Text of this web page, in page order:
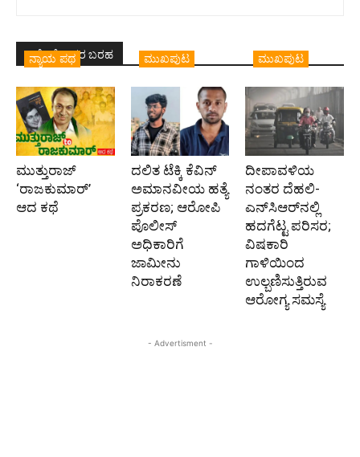
ಇದೇ ಲೇಖಕರ ಬರಹ
ನ್ಯಾಯ ಪಥ
ಮುತ್ತುರಾಜ್
‘ರಾಜಕುಮಾರ್‍’
ಆದ ಕಥೆ
ಮುಖಪುಟ
ದಲಿತ ಟೆಕ್ಕಿ ಕೆವಿನ್
ಅಮಾನವೀಯ ಹತ್ಯೆ
ಪ್ರಕರಣ; ಆರೋಪಿ
ಪೊಲೀಸ್‌
ಅಧಿಕಾರಿಗೆ
ಜಾಮೀನು
ನಿರಾಕರಣೆ
ಮುಖಪುಟ
ದೀಪಾವಳಿಯ
ನಂತರ ದೆಹಲಿ-
ಎನ್‌ಸಿಆರ್‌ನಲ್ಲಿ
ಹದಗೆಟ್ಟ ಪರಿಸರ;
ವಿಷಕಾರಿ
ಗಾಳಿಯಿಂದ
ಉಲ್ಬಣಿಸುತ್ತಿರುವ
ಆರೋಗ್ಯ ಸಮಸ್ಯೆ
- Advertisment -